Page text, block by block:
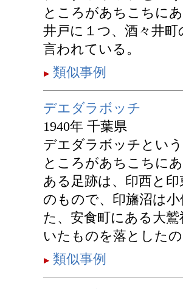
ところがあちこちに
井戸に１つ、酒々井
言われている。
類似事例
デエダラボッチ
1940年 千葉県
デエダラボッチとい
ところがあちこちに
ある足跡は、印西と
のもので、印旛沼は
た、安食町にある大
いたものを落とした
類似事例